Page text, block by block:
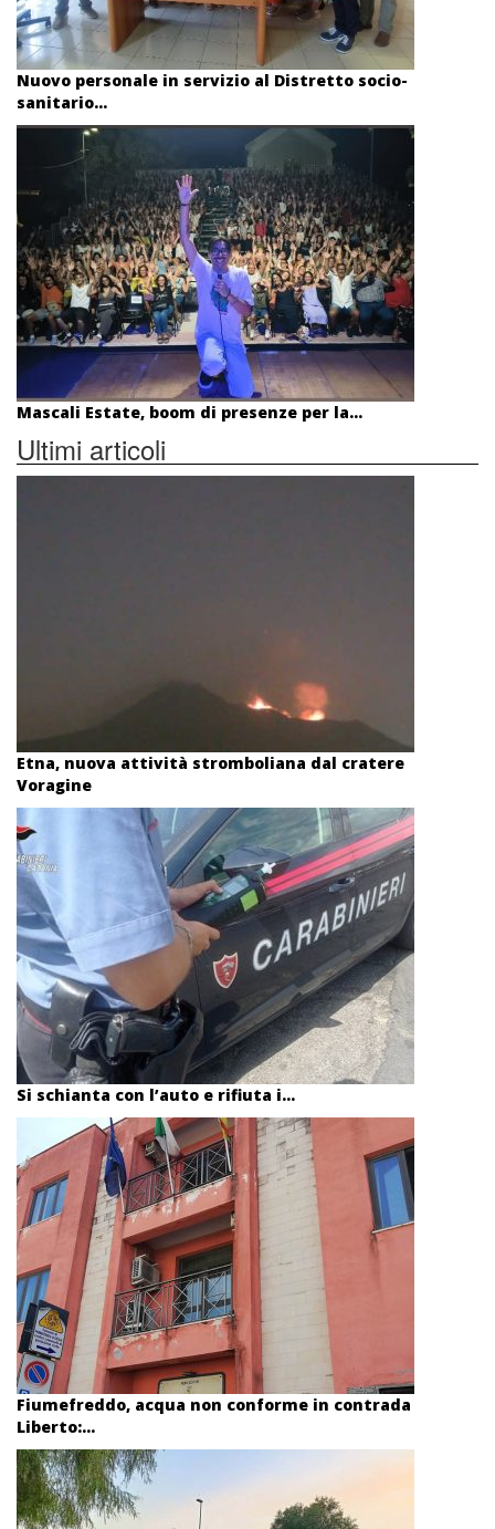
Nuovo personale in servizio al Distretto socio-
sanitario...
Mascali Estate, boom di presenze per la...
Ultimi articoli
Etna, nuova attività stromboliana dal cratere
Voragine
Si schianta con l’auto e rifiuta i...
Fiumefreddo, acqua non conforme in contrada
Liberto:...